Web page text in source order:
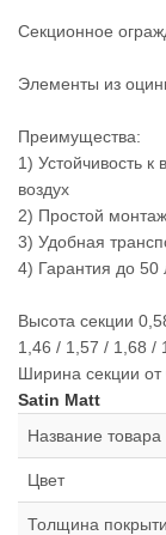
Секционное
Элементы из
Преимущества:
1) Устойчивость к
воздух
2) Простой
3) Удобная
4) Гарантия до 50
Высота секции
1,46 / 1,57 / 1,68 /
Ширина секции
Satin Matt
Название товара
Цвет
Толщина